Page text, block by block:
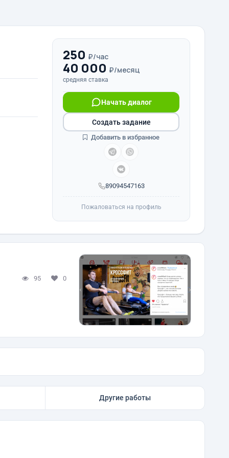
250 ₽/час
40 000 ₽/месяц
средняя ставка
89094547163
Начать диалог
Создать задание
Добавить в избранное
Пожаловаться на профиль
95 0
Другие работы